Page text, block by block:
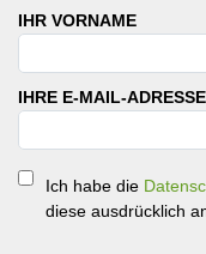
IHR VORNAME
IHRE E-MAIL-ADRESSE
Ich habe die
diese ausdrücklich